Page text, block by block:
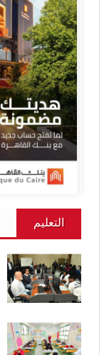
التعليم